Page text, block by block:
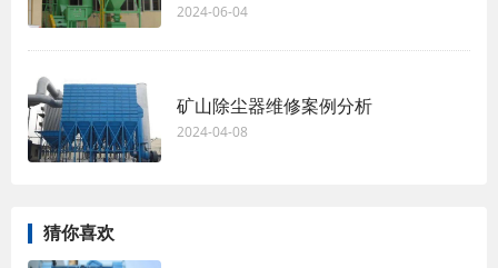
2024-06-04
矿山除尘器维修案例分析
2024-04-08
猜你喜欢